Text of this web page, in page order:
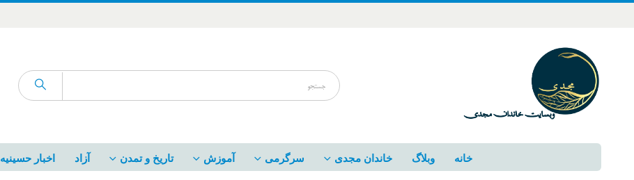
خانه وبلاگ خاندان مجدی سرگرمی آموزش تاریخ و تمدن آزاد اخبار حسینیه